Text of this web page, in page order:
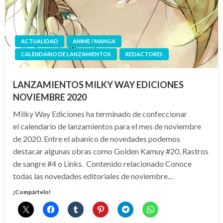
ACTUALIDAD
ANIME / MANGA
CALENDARIO DE LANZAMIENTOS
REDACTORES
LANZAMIENTOS MILKY WAY EDICIONES
NOVIEMBRE 2020
Milky Way Ediciones ha terminado de confeccionar
el calendario de lanzamientos para el mes de noviembre
de 2020. Entre el abanico de novedades podemos
destacar algunas obras como Golden Kamuy #20, Rastros
de sangre #4 o Links. Contenido relacionado Conoce
todas las novedades editoriales de noviembre…
¡Compártelo!